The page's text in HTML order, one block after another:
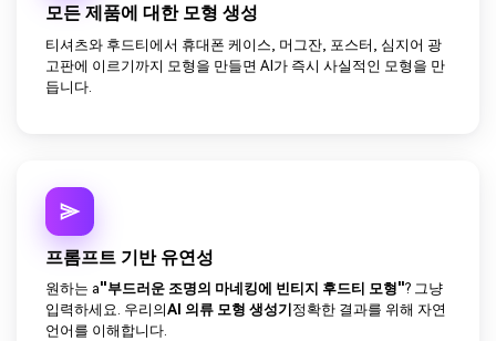
모든 제품에 대한 모형 생성
티셔츠와 후드티에서 휴대폰 케이스, 머그잔, 포스터, 심지어 광
고판에 이르기까지 모형을 만들면 AI가 즉시 사실적인 모형을 만
듭니다.
프롬프트 기반 유연성
원하는 a"부드러운 조명의 마네킹에 빈티지 후드티 모형"? 그냥
입력하세요. 우리의AI 의류 모형 생성기 정확한 결과를 위해 자연
언어를 이해합니다.